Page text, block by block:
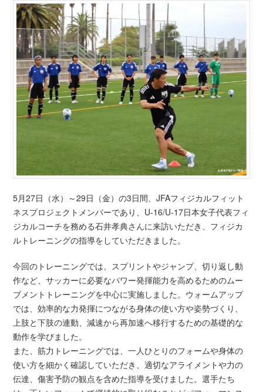
5月27日（水）～29日（金）の3日間、JFAフィジカルフィット
ネスプロジェクトメンバーであり、U-16/U-17日本女子代表フィ
ジカルコーチを務める石井孝典さんに来訪いただき、フィジカ
ルトレーニングの指導をしていただきました。
今回のトレーニングでは、スプリントやジャンプ、切り返し動
作など、サッカーに必要なパワー発揮能力を高めるためのムー
ブメントトレーニングを中心に実施しました。ウォームアップ
では、効率的な力発揮につながる身体の使い方や姿勢づくり、
上肢と下肢の連動、減速から再加速へ移行するための基礎的な
動作を学びました。
また、筋力トレーニングでは、一人ひとりのフォームや身体の
使い方を細かく確認していただき、適切なアライメントや力の
伝達、傷害予防の観点を含めた指導を受けました。選手たち